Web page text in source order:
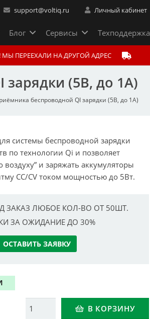
support@voltiq.ru Личный кабинет
Блог Сервисы Техподдержка
ПЕРЕЕХАЛИ НА ДРУГОЙ АДРЕС
(5В, до 1A)
беспроводной QI зарядки (5В, до 1A)
системы беспроводной зарядки
по технологии Qi и позволяет
воздуху” и заряжать аккумуляторы
CC/CV током мощностью до 5Вт.
ЗАКАЗ ЛЮБОЕ КОЛ-ВО ОТ 50ШТ.
ЗА ОЖИДАНИЕ ДО 30%
ОСТАВИТЬ ЗАЯВКУ
Количество В КОРЗИНУ